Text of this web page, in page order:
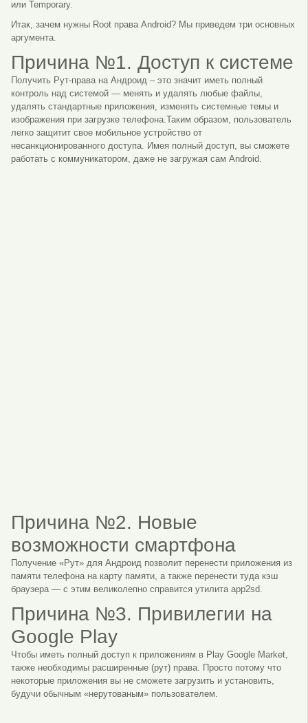
или Temporary.
Итак, зачем нужны Root права Android? Мы приведем три основных
аргумента.
Причина №1. Доступ к системе
Получить Рут-права на Андроид – это значит иметь полный
контроль над системой — менять и удалять любые файлы,
удалять стандартные приложения, изменять системные темы и
изображения при загрузке телефона.Таким образом, пользователь
легко защитит свое мобильное устройство от
несанкционированного доступа. Имея полный доступ, вы сможете
работать с коммуникатором, даже не загружая сам Android.
Причина №2. Новые
возможности смартфона
Получение «Рут» для Андроид позволит перенести приложения из
памяти телефона на карту памяти, а также перенести туда кэш
браузера — с этим великолепно справится утилита app2sd.
Причина №3. Привилегии на
Google Play
Чтобы иметь полный доступ к приложениям в Play Google Market,
также необходимы расширенные (рут) права. Просто потому что
некоторые приложения вы не сможете загрузить и установить,
будучи обычным «нерутованым» пользователем.